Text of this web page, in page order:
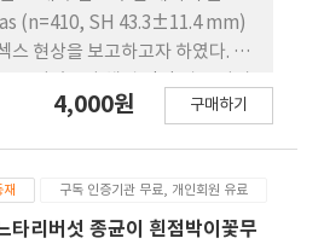
각각 제시하고 있다.
(n=410, SH 43.3±11.4 mm)
스 현상을 보고하고자 하였다. 전
가장도, 소경도, 중삼도에서는 암
는 약 12.8%로 암컷에서
약 64.3%로 수컷에서 높았다.
4,000원 구매하기
재 구독 인증기관 무료, 개인회원 유료
타리버섯 종균이 흰점박이꽃무